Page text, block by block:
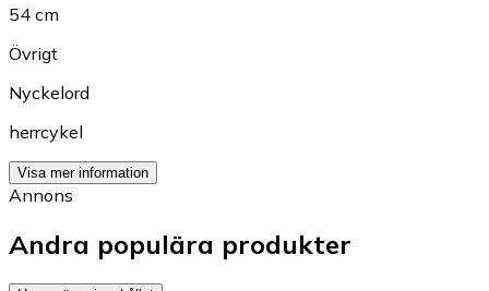
54 cm
Övrigt
Nyckelord
herrcykel
Visa mer information
Annons
Andra populära produkter